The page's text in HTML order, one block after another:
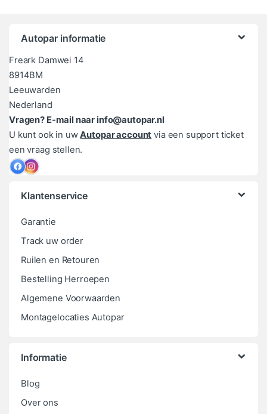
Autopar informatie
Freark Damwei 14
8914BM
Leeuwarden
Nederland
Vragen? E-mail naar info@autopar.nl
U kunt ook in uwAutopar account via een support ticket
een vraag stellen.
Klantenservice
Garantie
Track uw order
Ruilen en Retouren
Bestelling Herroepen
Algemene Voorwaarden
Montagelocaties Autopar
Informatie
Blog
Over ons